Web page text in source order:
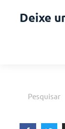
Deixe